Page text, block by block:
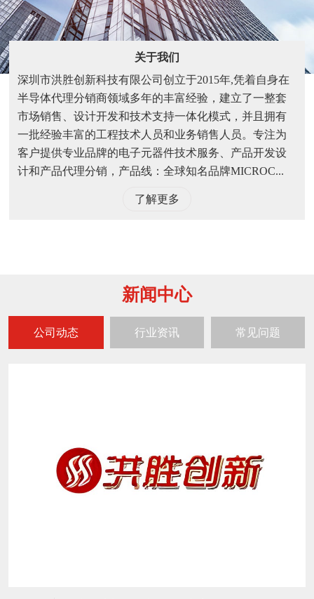
关于我们
深圳市洪胜创新科技有限公司创立于2015年,凭着自身在
半导体代理分销商领域多年的丰富经验，建立了一整套
市场销售、设计开发和技术支持一体化模式，并且拥有
一批经验丰富的工程技术人员和业务销售人员。专注为
客户提供专业品牌的电子元器件技术服务、产品开发设
计和产品代理分销，产品线：全球知名品牌MICROC...
了解更多
新闻中心
公司动态 行业资讯 常见问题